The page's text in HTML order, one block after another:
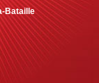
Bataille